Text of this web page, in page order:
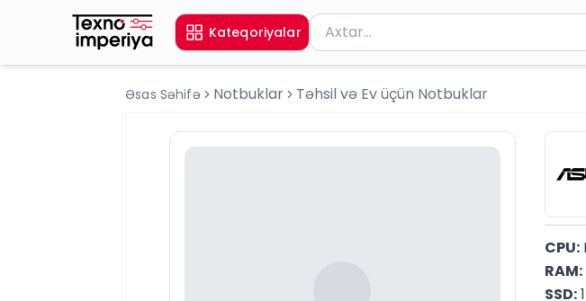
Kateqoriyalar Məhsul axtar
Axtarış üçün ən azı 2 simvol yazın.
Əsas Səhifə Notbuklar Təhsil və Ev üçün Notbuklar
CPU:
RAM:
SSD: